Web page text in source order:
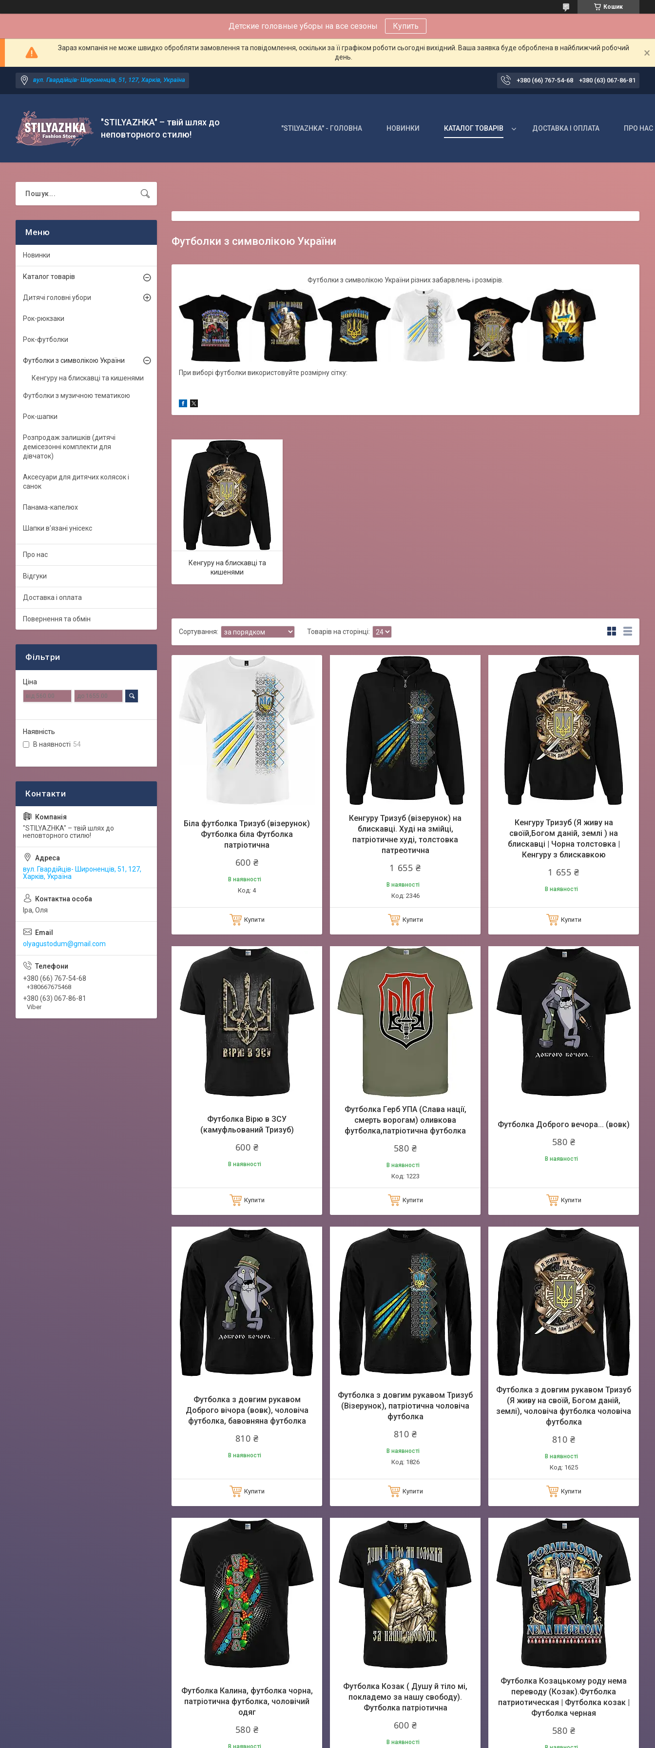
Кошик
Детские головные уборы на все сезоны Купить
Зараз компанія не може швидко обробляти замовлення та повідомлення, оскільки за її графіком роботи сьогодні вихідний. Ваша заявка буде оброблена в найближчий робочий
день.
вул. Гвардійців- Широненців, 51, 127, Харків, Україна +380 (66) 767-54-68 +380 (63) 067-86-81
"STILYAZHKA" – твій шлях до
неповторного стилю!
"STILYAZHKA" - ГОЛОВНА НОВИНКИ КАТАЛОГ ТОВАРІВ ДОСТАВКА І ОПЛАТА ПРО НАС
Футболки з символікою України
Футболки з символікою України різних забарвлень і розмірів.
При виборі футболки використовуйте розмірну сітку:
Кенгуру на блискавці та
кишенями
Біла футболка Тризуб (візерунок)
Футболка біла Футболка
патріотична
600 ₴
В наявності
4
Купити
Кенгуру Тризуб (візерунок) на
блискавці. Худі на змійці,
патріотичне худі, толстовка
патреотична
1 655 ₴
В наявності
2346
Купити
Кенгуру Тризуб (Я живу на
своїй,Богом даній, землі ) на
блискавці | Чорна толстовка |
Кенгуру з блискавкою
1 655 ₴
В наявності
Купити
Футболка Вірю в ЗСУ
(камуфльований Тризуб)
600 ₴
В наявності
Купити
Футболка Герб УПА (Слава нації,
смерть ворогам) оливкова
футболка,патріотична футболка
580 ₴
В наявності
1223
Купити
Футболка Доброго вечора... (вовк)
580 ₴
В наявності
Купити
Футболка з довгим рукавом
Доброго вічора (вовк), чоловіча
футболка, бавовняна футболка
810 ₴
В наявності
Купити
Футболка з довгим рукавом Тризуб
(Візерунок), патріотична чоловіча
футболка
810 ₴
В наявності
1826
Купити
Футболка з довгим рукавом Тризуб
(Я живу на своїй, Богом даній,
землі), чоловіча футболка чоловіча
футболка
810 ₴
В наявності
1625
Купити
Футболка Калина, футболка чорна,
патріотична футболка, чоловічий
одяг
580 ₴
В наявності
Футболка Козак ( Душу й тіло мі,
покладемо за нашу свободу).
Футболка патріотична
600 ₴
В наявності
Футболка Козацькому роду нема
переводу (Козак).Футболка
патриотическая | Футболка козак |
Футболка черная
580 ₴
Новинки
Каталог товарів
Дитячі головні убори
Рок-рюкзаки
Рок-футболки
Футболки з символікою України
Кенгуру на блискавці та кишенями
Футболки з музичною тематикою
Рок-шапки
Розпродаж залишків (дитячі
демісезонні комплекти для
дівчаток)
Аксесуари для дитячих колясок і
санок
Панама-капелюх
Шапки в'язані унісекс
Про нас
Відгуки
Доставка і оплата
Повернення та обмін
Фільтри
Ціна
Наявність
В наявності 54
"STILYAZHKA" – твій шлях до
неповторного стилю!
вул. Гвардійців- Широненців, 51, 127,
Харків, Україна
Іра, Оля
olyagustodum@gmail.com
+380 (66) 767-54-68
+380667675468
+380 (63) 067-86-81
Viber